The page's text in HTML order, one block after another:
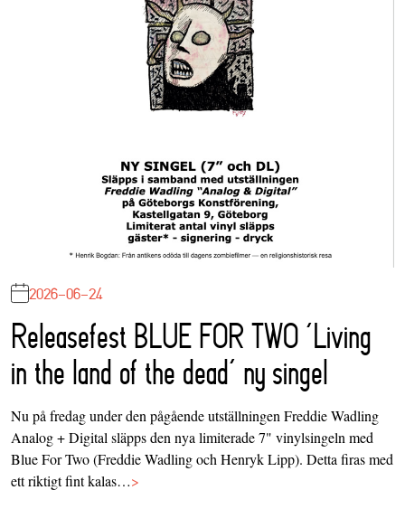
2026-06-24
Releasefest BLUE FOR TWO ‘Living
in the land of the dead’ ny singel
Nu på fredag under den pågående utställningen Freddie Wadling
Analog + Digital släpps den nya limiterade 7" vinylsingeln med
Blue For Two (Freddie Wadling och Henryk Lipp). Detta firas med
ett riktigt fint kalas…>